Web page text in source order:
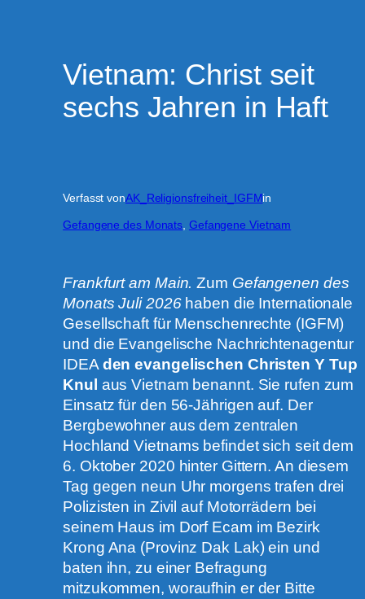
Vietnam: Christ seit
sechs Jahren in Haft
Verfasst vonAK_Religionsfreiheit_IGFMin
Gefangene des Monats Gefangene Vietnam
Frankfurt am Main. Zum Gefangenen des
Monats Juli 2026haben die Internationale
Gesellschaft für Menschenrechte (IGFM)
und die Evangelische Nachrichtenagentur
IDEAden evangelischen Christen Y Tup
Knul aus Vietnam benannt. Sie rufen zum
Einsatz für den 56-Jährigen auf. Der
Bergbewohner aus dem zentralen
Hochland Vietnams befindet sich seit dem
6. Oktober 2020 hinter Gittern. An diesem
Tag gegen neun Uhr morgens trafen drei
Polizisten in Zivil auf Motorrädern bei
seinem Haus im Dorf Ecam im Bezirk
Krong Ana (Provinz Dak Lak) ein und
baten ihn, zu einer Befragung
mitzukommen, woraufhin er der Bitte